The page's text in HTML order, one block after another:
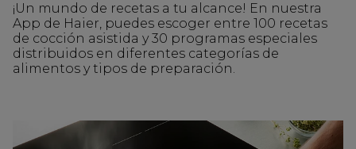
¡Un mundo de recetas a tu alcance! En nuestra
App de Haier, puedes escoger entre 100 recetas
de cocción asistida y 30 programas especiales
distribuidos en diferentes categorías de
alimentos y tipos de preparación.